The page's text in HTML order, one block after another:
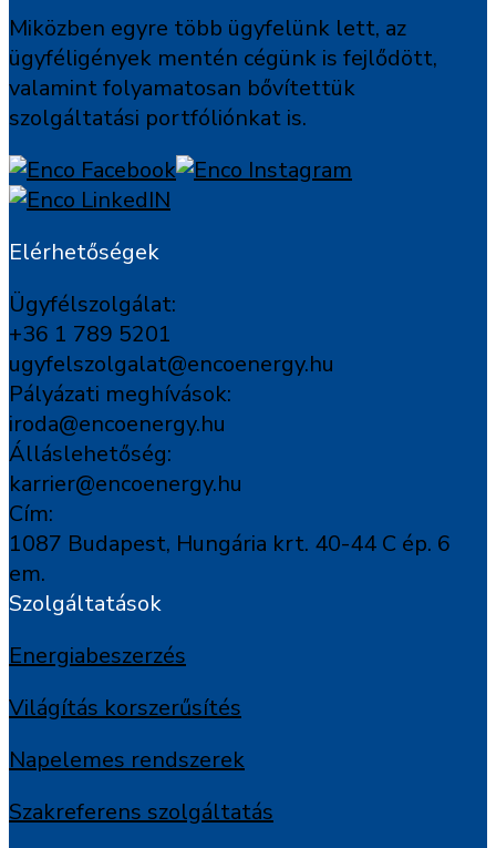
Miközben egyre több ügyfelünk lett, az
ügyféligények mentén cégünk is fejlődött,
valamint folyamatosan bővítettük
szolgáltatási portfóliónkat is.
Elérhetőségek
Ügyfélszolgálat:
+36 1 789 5201
ugyfelszolgalat@encoenergy.hu
Pályázati meghívások:
iroda@encoenergy.hu
Álláslehetőség:
karrier@encoenergy.hu
Cím:
1087 Budapest, Hungária krt. 40-44 C ép. 6
em.
Szolgáltatások
Energiabeszerzés
Világítás korszerűsítés
Napelemes rendszerek
Szakreferens szolgáltatás